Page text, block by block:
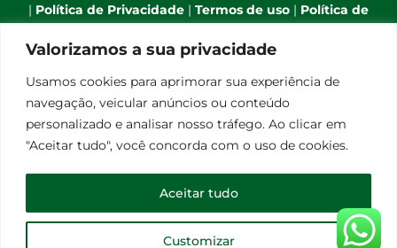
Valorizamos a sua privacidade
Usamos cookies para aprimorar sua experiência de
navegação, veicular anúncios ou conteúdo
personalizado e analisar nosso tráfego. Ao clicar em
"Aceitar tudo", você concorda com o uso de cookies.
Customizar
Aceitar tudo
| Política de Privacidade | Termos de uso | Política de
Cookies|Webmail|
mail:atendimento@laboratoriocella.com.br | Banco
de talentos:pessoal@laboratoriocella.com.br
© Copyright 2012 - 2026 | Laboratório Cella - All Rights
Laboratório de Análises Clínicas Cella Ltda - CNPJ
08.248.656/0001-30